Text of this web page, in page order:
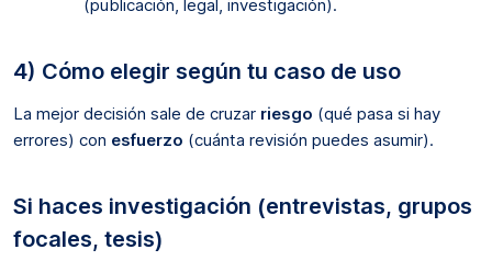
(publicación, legal, investigación).
4) Cómo elegir según tu caso de uso
La mejor decisión sale de cruzar riesgo (qué pasa si hay
errores) con esfuerzo (cuánta revisión puedes asumir).
Si haces investigación (entrevistas, grupos
focales, tesis)